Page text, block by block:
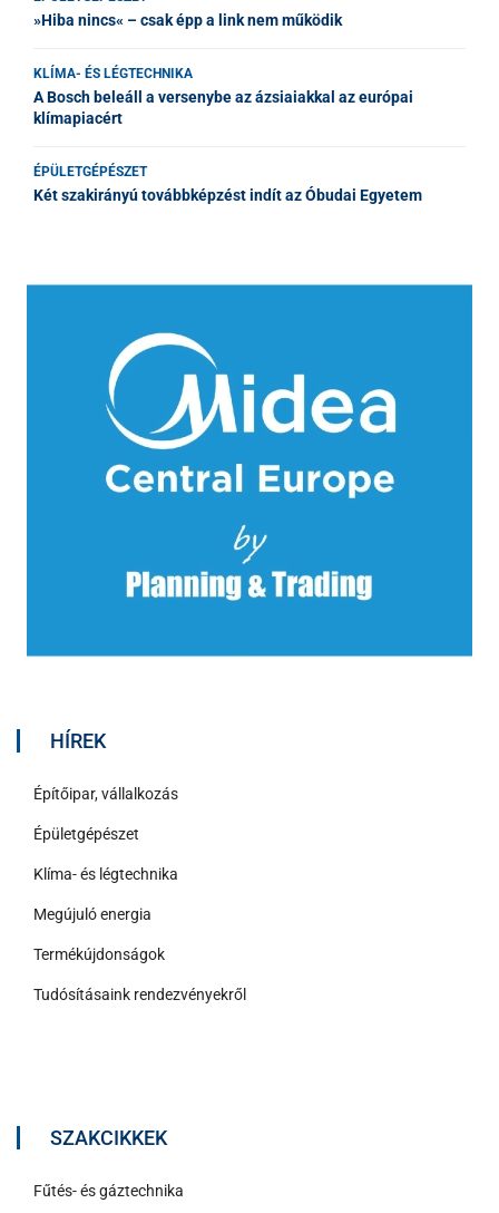
»Hiba nincs« – csak épp a link nem működik
KLÍMA- ÉS LÉGTECHNIKA
A Bosch beleáll a versenybe az ázsiaiakkal az európai
klímapiacért
ÉPÜLETGÉPÉSZET
Két szakirányú továbbképzést indít az Óbudai Egyetem
HÍREK
Építőipar, vállalkozás
Épületgépészet
Klíma- és légtechnika
Megújuló energia
Termékújdonságok
Tudósításaink rendezvényekről
SZAKCIKKEK
Fűtés- és gáztechnika